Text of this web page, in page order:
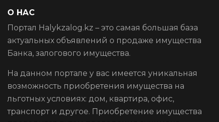
О НАС
Портал Halykzalog.kz – это самая большая база
актуальных объявлений о продаже имущества
Банка, залогового имущества.
На данном портале у вас имеется уникальная
возможность приобретения имущества на
льготных условиях: дом, квартира, офис,
транспорт и другое. Приобретение имущества